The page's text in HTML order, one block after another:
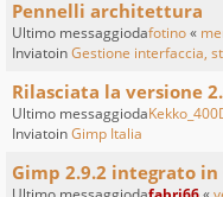
Pennelli architettura
Ultimo messaggiodafotino«
InviatoinGestione interfaccia,
Rilasciata la versione
Ultimo messaggioda
InviatoinGimp Italia
Gimp 2.9.2 integrato in